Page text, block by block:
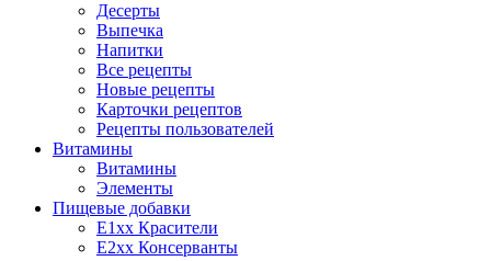
Десерты
Выпечка
Напитки
Все рецепты
Новые рецепты
Карточки рецептов
Рецепты пользователей
Витамины
Витамины
Элементы
Пищевые добавки
E1xx Красители
E2xx Консерванты